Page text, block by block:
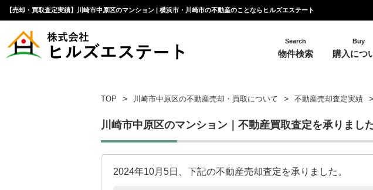
【売却・買取査定実績】川崎市中原区のマンション | 横浜市・川崎市の不動産のことならヒルズエステート
Search
物件検索
Buy
購入につ
TOP 川崎市中原区の不動産売却・買取について 不動産売却査定実績
川崎市中原区のマンション｜不動産買取査定を承りました
2024年10月5日、下記の不動産売却査定を承りました。